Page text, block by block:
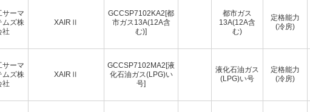
サーマ
ムズ株
社
XAIRⅡ
GCCSP7102KA2[都
市ガス13A(12A含
む)]
都市ガス
13A(12A含
む)
定格能力
(冷房)
サーマ
ムズ株
社
XAIRⅡ
GCCSP7102MA2[液
化石油ガス(LPG)い
号]
液化石油ガス
(LPG)い号
定格能力
(冷房)